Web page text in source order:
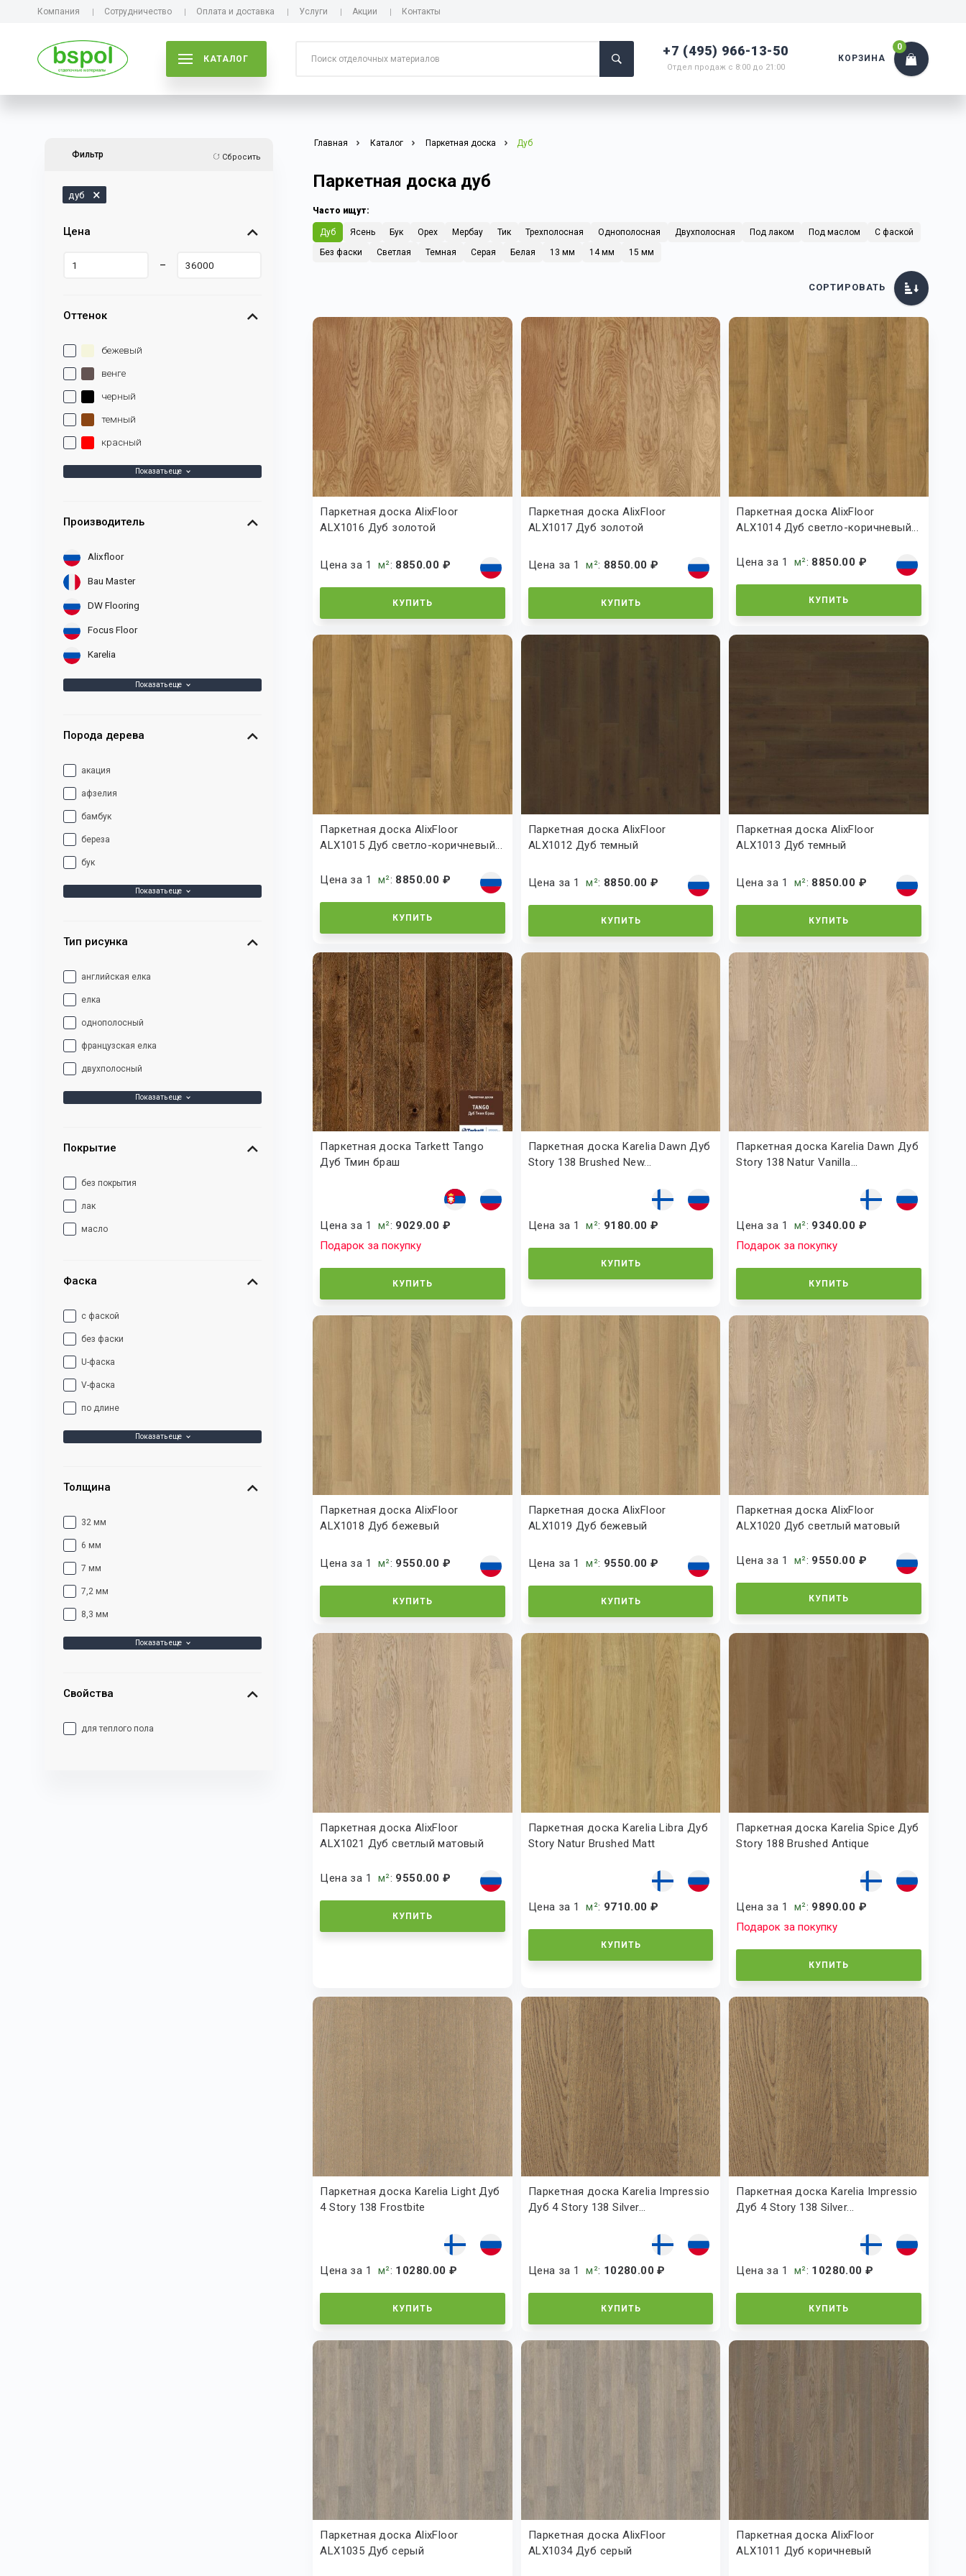
Компания Сотрудничество Оплата и доставка Услуги Акции Контакты
КАТАЛОГ
+7 (495) 966-13-50
Отдел продаж с 8:00 до 21:00
КОРЗИНА
0
Фильтр Сбросить
дуб
Цена
–
Оттенок
бежевый
венге
черный
темный
красный
Показать еще
Производитель
Alixfloor
Bau Master
DW Flooring
Focus Floor
Karelia
Показать еще
Порода дерева
акация
афзелия
бамбук
береза
бук
Показать еще
Тип рисунка
английская елка
елка
однополосный
французская елка
двухполосный
Показать еще
Покрытие
без покрытия
лак
масло
Фаска
с фаской
без фаски
U-фаска
V-фаска
по длине
Показать еще
Толщина
32 мм
6 мм
7 мм
7,2 мм
8,3 мм
Показать еще
Свойства
для теплого пола
Главная Каталог Паркетная доска Дуб
Паркетная доска дуб
Часто ищут:
Дуб Ясень Бук Орех Мербау Тик Трехполосная Однополосная Двухполосная Под лаком Под маслом
С фаской
Без фаски
Светлая Темная Серая Белая 13 мм 14 мм 15 мм
СОРТИРОВАТЬ
Паркетная доска AlixFloor
ALX1016 Дуб золотой
Цена за 1 м²: 8850.00 ₽
КУПИТЬ
Паркетная доска AlixFloor
ALX1017 Дуб золотой
Цена за 1м²: 8850.00 ₽
КУПИТЬ
Паркетная доска AlixFloor
ALX1014 Дуб светло-коричневый...
Цена за 1 м²: 8850.00 ₽
КУПИТЬ
Паркетная доска AlixFloor
ALX1015 Дуб светло-коричневый...
Цена за 1 м²: 8850.00 ₽
КУПИТЬ
Паркетная доска AlixFloor
ALX1012 Дуб темный
Цена за 1м²: 8850.00 ₽
КУПИТЬ
Паркетная доска AlixFloor
ALX1013 Дуб темный
Цена за 1 м²: 8850.00 ₽
КУПИТЬ
Паркетная доска Tarkett Tango
Дуб Тмин браш
Цена за 1 м²: 9029.00 ₽
Подарок за покупку
КУПИТЬ
Паркетная доска Karelia Dawn Дуб
Story 138 Brushed New...
Цена за 1м²: 9180.00 ₽
КУПИТЬ
Паркетная доска Karelia Dawn Дуб
Story 138 Natur Vanilla...
Цена за 1 м²: 9340.00 ₽
Подарок за покупку
КУПИТЬ
Паркетная доска AlixFloor
ALX1018 Дуб бежевый
Цена за 1 м²: 9550.00 ₽
КУПИТЬ
Паркетная доска AlixFloor
ALX1019 Дуб бежевый
Цена за 1м²: 9550.00 ₽
КУПИТЬ
Паркетная доска AlixFloor
ALX1020 Дуб светлый матовый
Цена за 1 м²: 9550.00 ₽
КУПИТЬ
Паркетная доска AlixFloor
ALX1021 Дуб светлый матовый
Цена за 1 м²: 9550.00 ₽
КУПИТЬ
Паркетная доска Karelia Libra Дуб
Story Natur Brushed Matt
Цена за 1м²: 9710.00 ₽
КУПИТЬ
Паркетная доска Karelia Spice Дуб
Story 188 Brushed Antique
Цена за 1 м²: 9890.00 ₽
Подарок за покупку
КУПИТЬ
Паркетная доска Karelia Light Дуб
4 Story 138 Frostbite
Цена за 1 м²: 10280.00 ₽
КУПИТЬ
Паркетная доска Karelia Impressio
Дуб 4 Story 138 Silver...
Цена за 1м²: 10280.00 ₽
КУПИТЬ
Паркетная доска Karelia Impressio
Дуб 4 Story 138 Silver...
Цена за 1 м²: 10280.00 ₽
КУПИТЬ
Паркетная доска AlixFloor
ALX1035 Дуб серый
Паркетная доска AlixFloor
ALX1034 Дуб серый
Паркетная доска AlixFloor
ALX1011 Дуб коричневый